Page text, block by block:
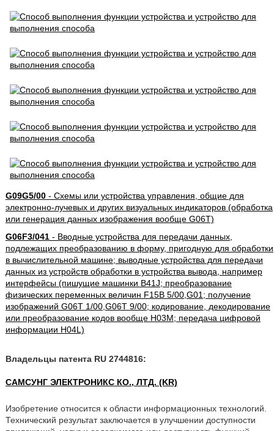
G09G5/00- Схемы или устройства управления, общие для
электронно-лучевых и других визуальных индикаторов (обработка
или генерация данных изображения вообще G06T)
G06F3/041- Вводные устройства для передачи данных,
подлежащих преобразованию в форму, пригодную для обработки
в вычислительной машине; выводные устройства для передачи
данных из устройств обработки в устройства вывода, например
интерфейсы (пишущие машинки B41J; преобразование
физических переменных величин F15B 5/00,G01; получение
изображений G06T 1/00,G06T 9/00; кодирование, декодирование
или преобразование кодов вообще H03M; передача цифровой
информации H04L)
Владельцы патента RU 2744816:
САМСУНГ ЭЛЕКТРОНИКС КО., ЛТД. (KR)
Изобретение относится к области информационных технологий.
Технический результат заключается в улучшении доступности